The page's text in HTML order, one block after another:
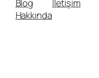
Blog
Hakkında
İletişim